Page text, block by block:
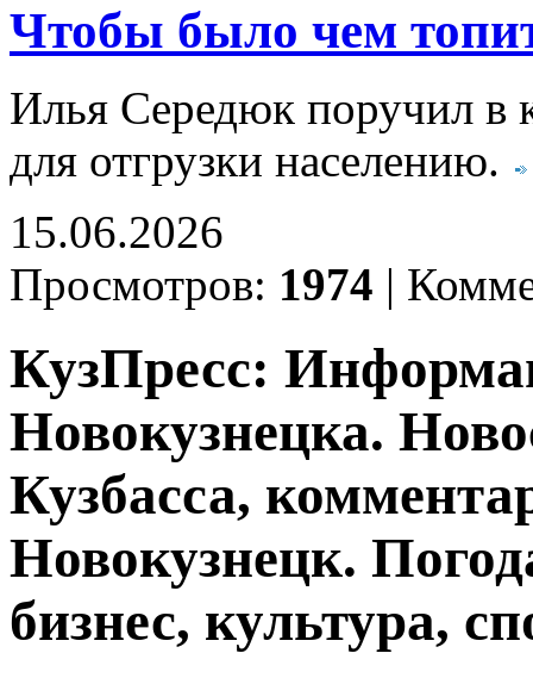
Чтобы было чем
Илья Середюк поручил в
для отгрузки населению.
15.06.2026
Просмотров: 1974 |
КузПресс:
Новокузнецка.
Кузбасса,
Новокузнецк.
бизнес, культура,